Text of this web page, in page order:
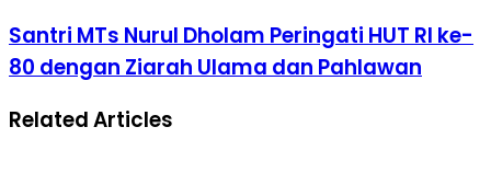
Santri MTs Nurul Dholam Peringati HUT RI ke-
80 dengan Ziarah Ulama dan Pahlawan
Related Articles